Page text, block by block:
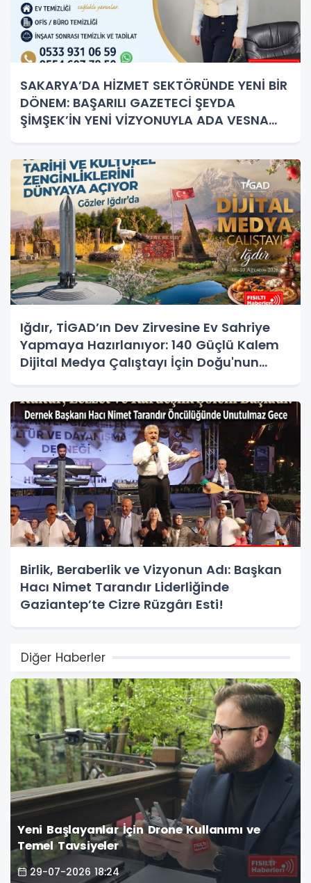
SAKARYA’DA HİZMET SEKTÖRÜNDE YENİ BİR
DÖNEM: BAŞARILI GAZETECİ ŞEYDA
ŞİMŞEK’İN YENİ VİZYONUYLA ADA VESNA
Iğdır, TİGAD’ın Dev Zirvesine Ev Sahriye
Yapmaya Hazırlanıyor: 140 Güçlü Kalem
Dijital Medya Çalıştayı İçin Doğu'nun
Birlik, Beraberlik ve Vizyonun Adı: Başkan
Hacı Nimet Tarandır Liderliğinde
Gaziantep’te Cizre Rüzgârı Esti!
Diğer Haberler
Yeni Başlayanlar İçin Drone Kullanımı ve
Temel Tavsiyeler
29-07-2026 18:24